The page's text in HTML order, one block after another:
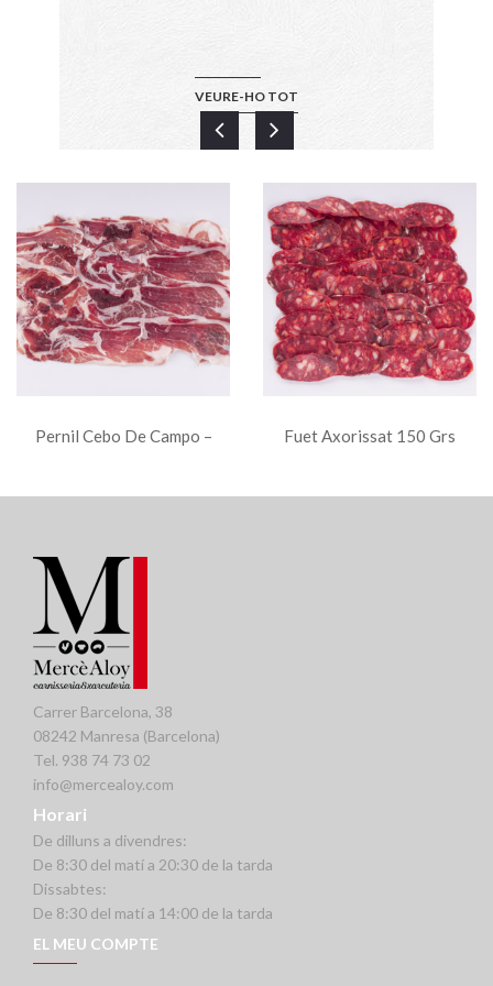
VEURE-HO TOT
Pernil Cebo De Campo –
Fuet Axorissat 150 Grs
Carrer Barcelona, 38
08242 Manresa (Barcelona)
Tel. 938 74 73 02
info@mercealoy.com
Horari
De dilluns a divendres:
De 8:30 del matí a 20:30 de la tarda
Dissabtes:
De 8:30 del matí a 14:00 de la tarda
EL MEU COMPTE